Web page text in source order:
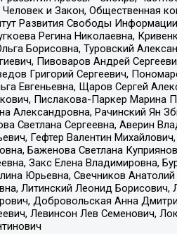
и Закон, Общественная
Развития Свободы
Регина Николаевна,
Борисовна, Туровский
Пивоваров Андрей
Григорий Сергеевич,
Евгеньевна, Щаров Сергей
Пислакова-Паркер Марина
Александровна, Рачинский
Светлана Сергеевна, Аверин
Гефтер Валентин
Баженова Светлана
Закс Елена Владимировна,
Юрьевна, Свечников
Литинский Леонид
Добровольская Анна
Левинсон Лев Семенович,